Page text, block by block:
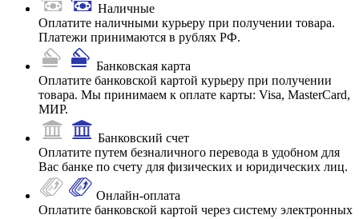
Наличные
Оплатите наличными курьеру при получении товара.
Платежи принимаются в рублях РФ.
Банковская карта
Оплатите банковской картой курьеру при получении
товара. Мы принимаем к оплате карты: Visa, MasterCard,
МИР.
Банковский счет
Оплатите путем безналичного перевода в удобном для
Вас банке по счету для физических и юридических лиц.
Онлайн-оплата
Оплатите банковской картой через систему электронных